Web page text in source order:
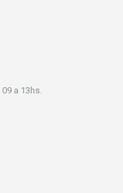
09 a 13hs.